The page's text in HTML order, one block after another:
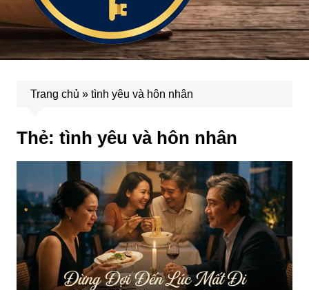
Trang chủ » tình yêu và hôn nhân
Thẻ: tình yêu và hôn nhân